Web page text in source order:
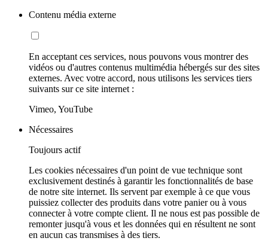
Contenu média externe
En acceptant ces services, nous pouvons vous montrer des
vidéos ou d'autres contenus multimédia hébergés sur des sites
externes. Avec votre accord, nous utilisons les services tiers
suivants sur ce site internet :
Vimeo, YouTube
Nécessaires
Toujours actif
Les cookies nécessaires d'un point de vue technique sont
exclusivement destinés à garantir les fonctionnalités de base
de notre site internet. Ils servent par exemple à ce que vous
puissiez collecter des produits dans votre panier ou à vous
connecter à votre compte client. Il ne nous est pas possible de
remonter jusqu'à vous et les données qui en résultent ne sont
en aucun cas transmises à des tiers.